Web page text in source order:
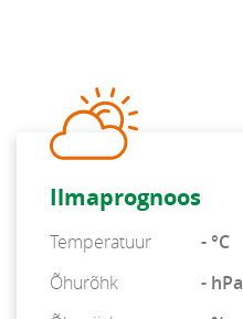
Ilmaprognoos
Temperatuur
- °C
Õhurõhk
- hPa